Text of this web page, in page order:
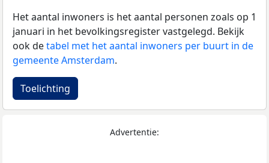
Het aantal inwoners is het aantal personen zoals op 1
januari in het bevolkingsregister vastgelegd. Bekijk
ook detabel met het aantal inwoners per buurt in de
gemeente Amsterdam.
Toelichting
Advertentie: